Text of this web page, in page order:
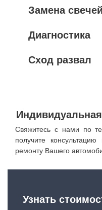
Замена
Диагностика
Сход развал
Свяжитесь с нами по
получите
ремонту Вашего
Узнать